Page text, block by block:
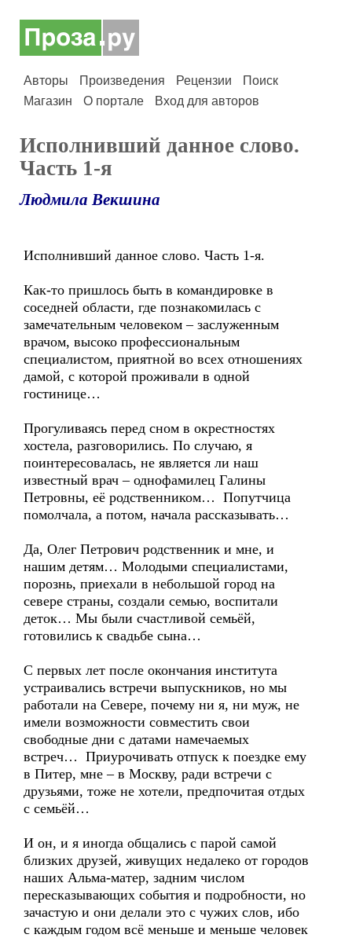
Авторы Произведения Рецензии
Поиск
Магазин
О портале Вход для авторов
Исполнивший данное слово.
Часть 1-я
Людмила Векшина
Исполнивший данное слово. Часть 1-я.
Как-то пришлось быть в командировке в
соседней области, где познакомилась с
замечательным человеком – заслуженным
врачом, высоко профессиональным
специалистом, приятной во всех отношениях
дамой, с которой проживали в одной
гостинице…
Прогуливаясь перед сном в окрестностях
хостела, разговорились. По случаю, я
поинтересовалась, не является ли наш
известный врач – однофамилец Галины
Петровны, её родственником… Попутчица
помолчала, а потом, начала рассказывать…
Да, Олег Петрович родственник и мне, и
нашим детям… Молодыми специалистами,
порознь, приехали в небольшой город на
севере страны, создали семью, воспитали
деток… Мы были счастливой семьёй,
готовились к свадьбе сына…
С первых лет после окончания института
устраивались встречи выпускников, но мы
работали на Севере, почему ни я, ни муж, не
имели возможности совместить свои
свободные дни с датами намечаемых
встреч… Приурочивать отпуск к поездке ему
в Питер, мне – в Москву, ради встречи с
друзьями, тоже не хотели, предпочитая отдых
с семьёй…
И он, и я иногда общались с парой самой
близких друзей, живущих недалеко от городов
наших Альма-матер, задним числом
пересказывающих события и подробности, но
зачастую и они делали это с чужих слов, ибо
с каждым годом всё меньше и меньше человек